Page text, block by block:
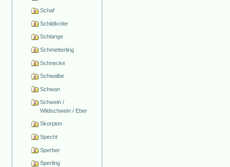
Schaf
Schildkröte
Schlange
Schmetterling
Schnecke
Schwalbe
Schwan
Schwein /
Wildschwein / Eber
Skorpion
Specht
Sperber
Sperling